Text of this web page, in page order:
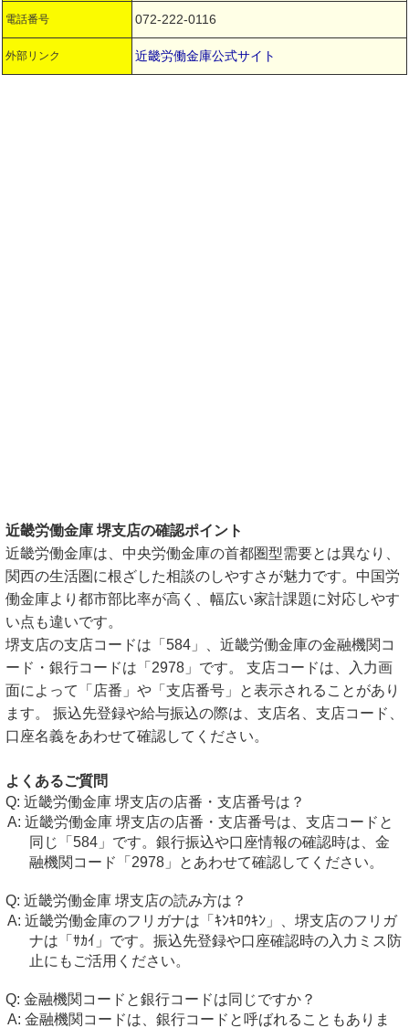
電話番号 072-222-0116
外部リンク 近畿労働金庫公式サイト
近畿労働金庫 堺支店の確認ポイント
近畿労働金庫は、中央労働金庫の首都圏型需要とは異なり、
関西の生活圏に根ざした相談のしやすさが魅力です。中国労
働金庫より都市部比率が高く、幅広い家計課題に対応しやす
い点も違いです。
堺支店の支店コードは「584」、近畿労働金庫の金融機関コ
ード・銀行コードは「2978」です。 支店コードは、入力画
面によって「店番」や「支店番号」と表示されることがあり
ます。 振込先登録や給与振込の際は、支店名、支店コード、
口座名義をあわせて確認してください。
よくあるご質問
近畿労働金庫 堺支店の店番・支店番号は？
近畿労働金庫 堺支店の店番・支店番号は、支店コードと
同じ「584」です。銀行振込や口座情報の確認時は、金
融機関コード「2978」とあわせて確認してください。
近畿労働金庫 堺支店の読み方は？
近畿労働金庫のフリガナは「ｷﾝｷﾛｳｷﾝ」、堺支店のフリガ
ナは「ｻｶｲ」です。振込先登録や口座確認時の入力ミス防
止にもご活用ください。
金融機関コードと銀行コードは同じですか？
金融機関コードは、銀行コードと呼ばれることもありま